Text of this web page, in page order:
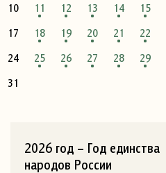
10
11 12 13 14 15
17
18 19 20 21 22
24
25 26 27 28 29
31
2026 год – Год единства
народов России